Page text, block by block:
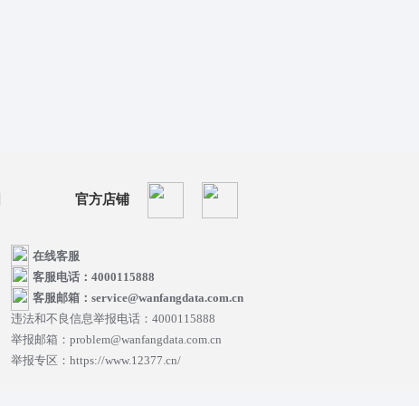
官方店铺
在线客服
客服电话：4000115888
客服邮箱：service@wanfangdata.com.cn
违法和不良信息举报电话：4000115888
举报邮箱：problem@wanfangdata.com.cn
举报专区：https://www.12377.cn/